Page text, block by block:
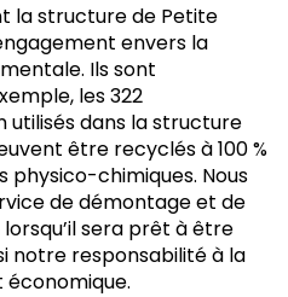
la structure de Petite
envers la
Ils sont
les 322
utilisés dans la structure
être recyclés à 100 %
physico-chimiques. Nous
de démontage et de
sera prêt à être
notre responsabilité à la